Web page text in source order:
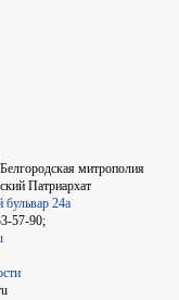
митрополия
Патриархат
24а
57-90;